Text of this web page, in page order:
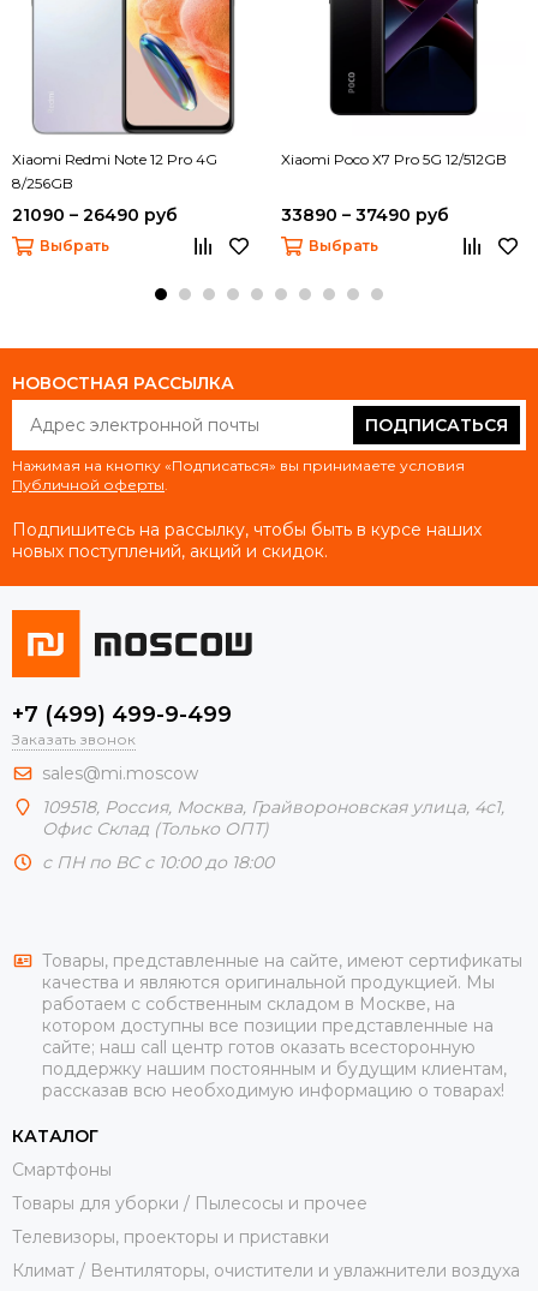
Xiaomi Redmi Note 12 Pro 4G
8/256GB
21090 – 26490 руб
Выбрать
Xiaomi Poco X7 Pro 5G 12/512GB
33890 – 37490 руб
Выбрать
НОВОСТНАЯ РАССЫЛКА
ПОДПИСАТЬСЯ
Нажимая на кнопку «Подписаться» вы принимаете условия
Публичной оферты.
Подпишитесь на рассылку, чтобы быть в курсе наших
новых поступлений, акций и скидок.
+7 (499) 499-9-499
Заказать звонок
sales@mi.moscow
109518, Россия, Москва, Грайвороновская улица, 4с1,
Офис Склад (Только ОПТ)
с ПН по ВС с 10:00 до 18:00
Товары, представленные на сайте, имеют сертификаты
качества и являются оригинальной продукцией. Мы
работаем с собственным складом в Москве, на
котором доступны все позиции представленные на
сайте; наш call центр готов оказать всесторонную
поддержку нашим постоянным и будущим клиентам,
рассказав всю необходимую информацию о товарах!
КАТАЛОГ
Смартфоны
Товары для уборки / Пылесосы и прочее
Телевизоры, проекторы и приставки
Климат / Вентиляторы, очистители и увлажнители воздуха